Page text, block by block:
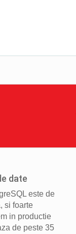
date
este de
si foarte
in productie
de peste 35